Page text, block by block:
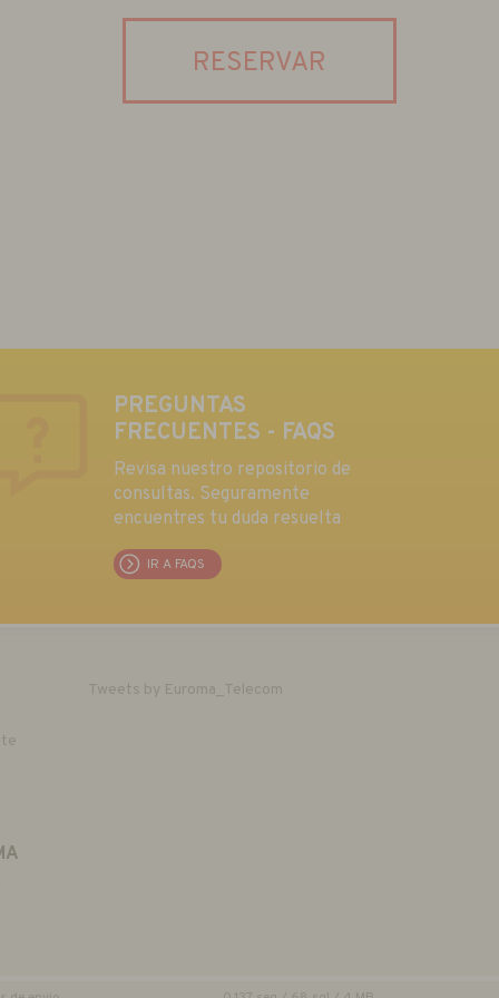
RESERVAR
PREGUNTAS
FRECUENTES - FAQS
Revisa nuestro repositorio de
consultas. Seguramente
encuentres tu duda resuelta
IR A FAQS
Tweets by Euroma_Telecom